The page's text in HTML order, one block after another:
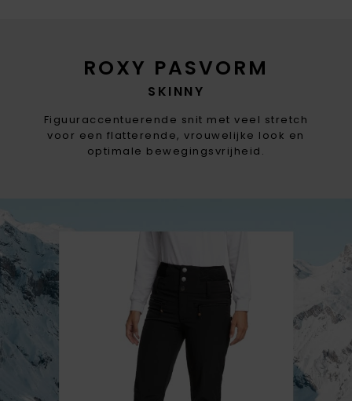
ROXY PASVORM
SKINNY
Figuuraccentuerende snit met veel stretch
voor een flatterende, vrouwelijke look en
optimale bewegingsvrijheid.